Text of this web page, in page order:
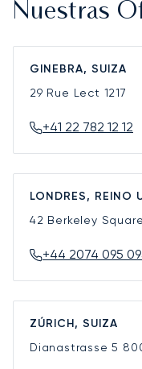
Nuestras
GINEBRA, SUIZA
29 Rue Lect 1217
+41 22 782 12 12
LONDRES, REINO
42 Berkeley
+44 2074 095
ZÚRICH, SUIZA
Dianastrasse 5